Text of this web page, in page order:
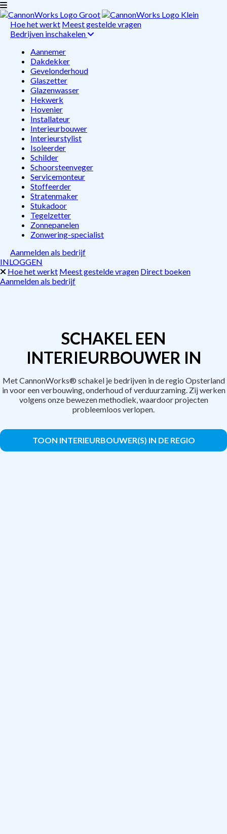
Hoe het werkt Meest gestelde vragen
Bedrijven inschakelen
Aannemer
Dakdekker
Gevelonderhoud
Glaszetter
Glazenwasser
Hekwerk
Hovenier
Installateur
Interieurbouwer
Interieurstylist
Isoleerder
Schilder
Schoorsteenveger
Servicemonteur
Stoffeerder
Stratenmaker
Stukadoor
Tegelzetter
Zonnepanelen
Zonwering-specialist
Aanmelden als bedrijf
INLOGGEN
Hoe het werkt Meest gestelde vragen Direct boeken
Aanmelden als bedrijf
SCHAKEL EEN
INTERIEURBOUWER IN
Met CannonWorks® schakel je bedrijven in de regio Opsterland
in voor een verbouwing, onderhoud of verduurzaming. Zij werken
volgens onze bewezen methodiek, waardoor projecten
probleemloos verlopen.
TOON INTERIEURBOUWER(S) IN DE REGIO